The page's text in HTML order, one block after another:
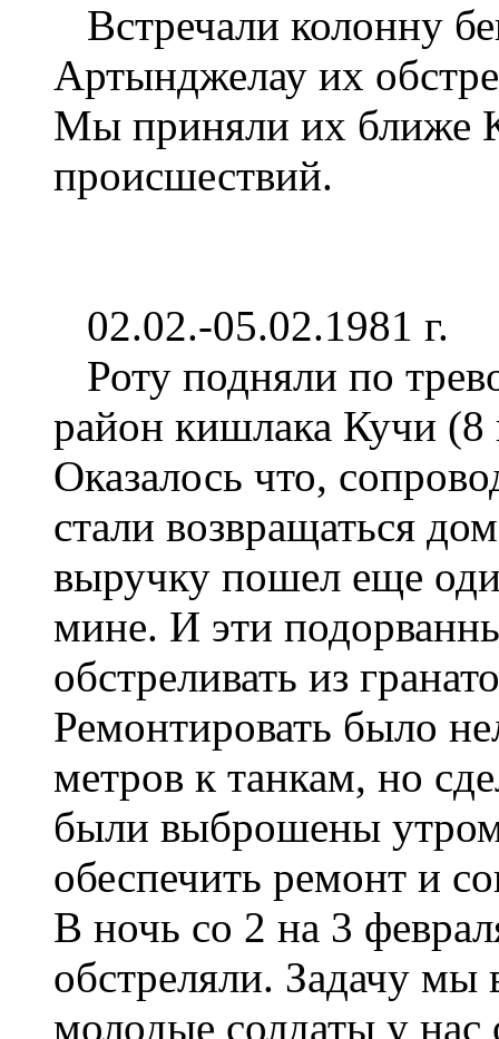
Встречали колонну
Артынджелау их
Мы приняли их ближе
происшествий.
02.02.-05.02.1981 г.
Роту подняли по
район кишлака Кучи
Оказалось что,
стали возвращаться
выручку пошел еще
мине. И эти
обстреливать из
Ремонтировать было
метров к танкам, но
были выброшены утром
обеспечить ремонт и
В ночь со 2 на 3
обстреляли. Задачу мы
молодые солдаты у нас